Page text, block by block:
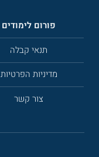
פורום לימודים
תנאי קבלה
מדיניות הפרטיות
צור קשר